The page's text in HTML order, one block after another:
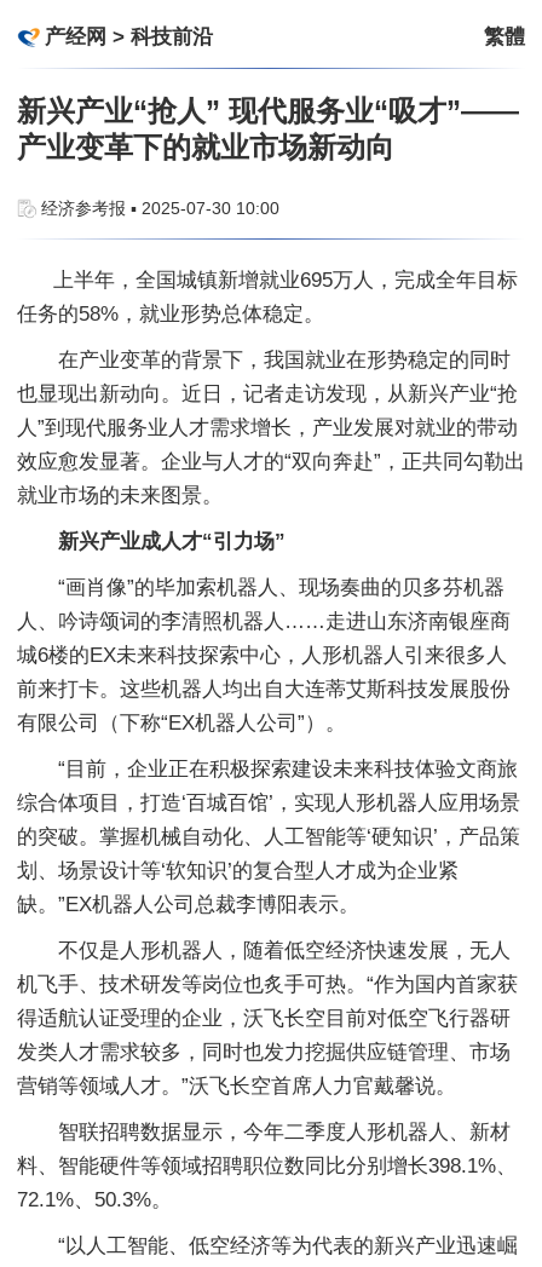
产经网 > 科技前沿 繁體
新兴产业“抢人” 现代服务业“吸才”——
产业变革下的就业市场新动向
经济参考报 ▪ 2025-07-30 10:00
上半年，全国城镇新增就业695万人，完成全年目标
任务的58%，就业形势总体稳定。
在产业变革的背景下，我国就业在形势稳定的同时
也显现出新动向。近日，记者走访发现，从新兴产业“抢
人”到现代服务业人才需求增长，产业发展对就业的带动
效应愈发显著。企业与人才的“双向奔赴”，正共同勾勒出
就业市场的未来图景。
新兴产业成人才“引力场”
“画肖像”的毕加索机器人、现场奏曲的贝多芬机器
人、吟诗颂词的李清照机器人……走进山东济南银座商
城6楼的EX未来科技探索中心，人形机器人引来很多人
前来打卡。这些机器人均出自大连蒂艾斯科技发展股份
有限公司（下称“EX机器人公司”）。
“目前，企业正在积极探索建设未来科技体验文商旅
综合体项目，打造‘百城百馆’，实现人形机器人应用场景
的突破。掌握机械自动化、人工智能等‘硬知识’，产品策
划、场景设计等‘软知识’的复合型人才成为企业紧
缺。”EX机器人公司总裁李博阳表示。
不仅是人形机器人，随着低空经济快速发展，无人
机飞手、技术研发等岗位也炙手可热。“作为国内首家获
得适航认证受理的企业，沃飞长空目前对低空飞行器研
发类人才需求较多，同时也发力挖掘供应链管理、市场
营销等领域人才。”沃飞长空首席人力官戴馨说。
智联招聘数据显示，今年二季度人形机器人、新材
料、智能硬件等领域招聘职位数同比分别增长398.1%、
72.1%、50.3%。
“以人工智能、低空经济等为代表的新兴产业迅速崛